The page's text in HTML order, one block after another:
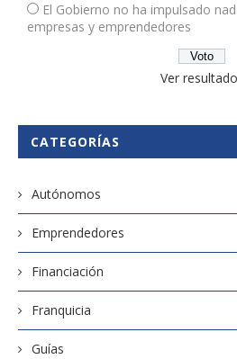
El Gobierno no ha impulsado
empresas y emprendedores
Ver
CATEGORÍAS
Autónomos
Emprendedores
Financiación
Franquicia
Guías